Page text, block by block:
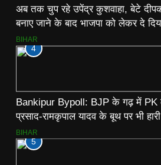
अब तक चुप रहे उपेंद्र कुशवाहा, बेटे
बनाए जाने के बाद भाजपा को लेकर दे
BIHAR
4
Bankipur Bypoll: BJP के गढ़ में PK
प्रसाद-रामकृपाल यादव के बूथ पर भी
सुराज का कब्जा
BIHAR
5